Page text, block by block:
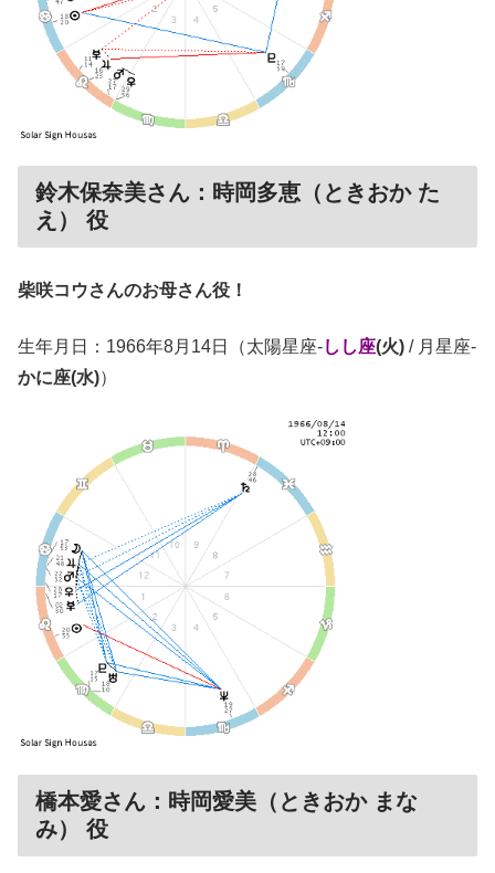
鈴木保奈美さん：時岡多恵（ときおか た
え） 役
柴咲コウさんのお母さん役！
生年月日：1966年8月14日（太陽星座-しし座(火) / 月星座-
かに座(水)）
橋本愛さん：時岡愛美（ときおか まな
み） 役